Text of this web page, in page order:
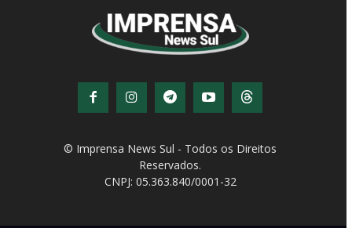
© Imprensa News Sul - Todos os Direitos
Reservados.
CNPJ: 05.363.840/0001-32